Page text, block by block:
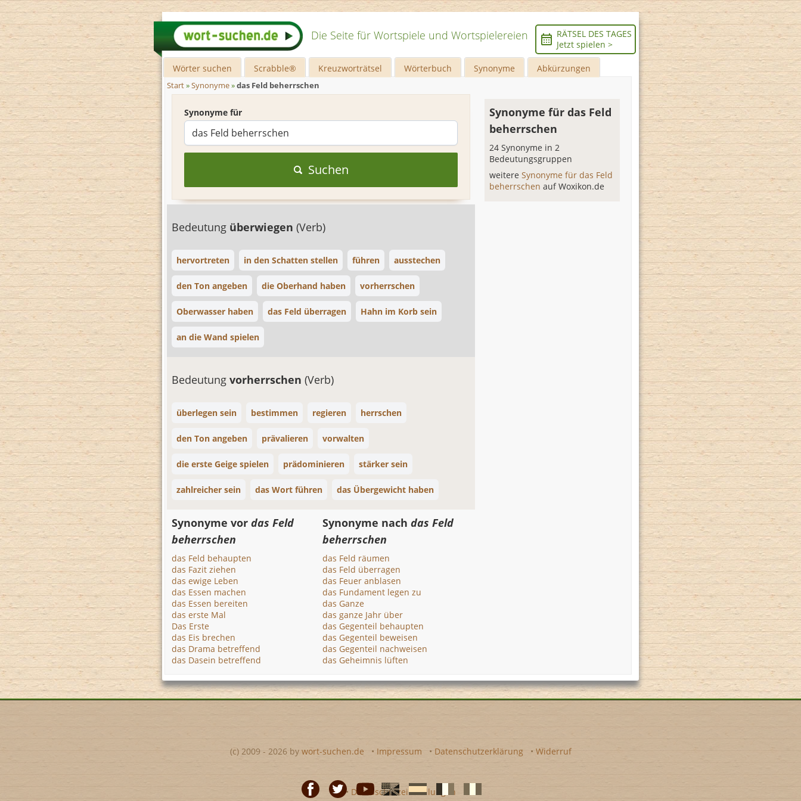
Die Seite für Wortspiele und Wortspielereien
RÄTSEL DES TAGES
Jetzt spielen >
Wörter suchen Scrabble® Kreuzworträtsel Wörterbuch Synonyme Abkürzungen
Start»Synonyme»das Feld beherrschen
Synonyme für
Suchen
Bedeutung überwiegen (Verb)
hervortreten in den Schatten stellen führen ausstechen
den Ton angeben die Oberhand haben vorherrschen
Oberwasser haben das Feld überragen Hahn im Korb sein
an die Wand spielen
Bedeutung vorherrschen (Verb)
überlegen sein bestimmen regieren herrschen
den Ton angeben prävalieren vorwalten
die erste Geige spielen prädominieren stärker sein
zahlreicher sein das Wort führen das Übergewicht haben
Synonyme für das Feld
beherrschen
24 Synonyme in 2
Bedeutungsgruppen
weitereSynonyme für das Feld
beherrschenauf Woxikon.de
Synonyme vor das Feld
beherrschen
das Feld behaupten
das Fazit ziehen
das ewige Leben
das Essen machen
das Essen bereiten
das erste Mal
Das Erste
das Eis brechen
das Drama betreffend
das Dasein betreffend
Synonyme nachdas Feld
beherrschen
das Feld räumen
das Feld überragen
das Feuer anblasen
das Fundament legen zu
das Ganze
das ganze Jahr über
das Gegenteil behaupten
das Gegenteil beweisen
das Gegenteil nachweisen
das Geheimnis lüften
(c) 2009 - 2026 by wort-suchen.de • Impressum • Datenschutzerklärung • Widerruf
• Datenschutzeinstellungen